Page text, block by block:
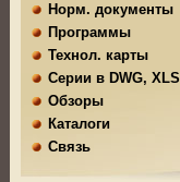
Норм. документы
Программы
Технол. карты
Серии в DWG, XLS
Обзоры
Каталоги
Связь